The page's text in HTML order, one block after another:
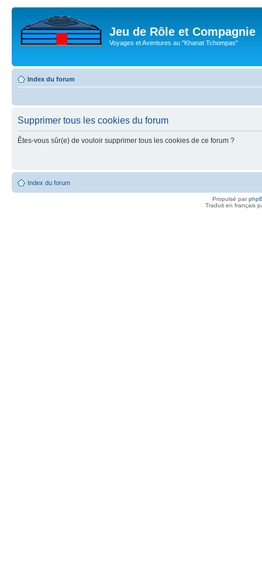
Jeu de Rôle et Compagnie
Voyages et Aventures au "Khanat Tchompas"
Index du forum
Supprimer tous les cookies du forum
Êtes-vous sûr(e) de vouloir supprimer tous les cookies de ce forum ?
Index du forum
Propulsé par
Traduit en français